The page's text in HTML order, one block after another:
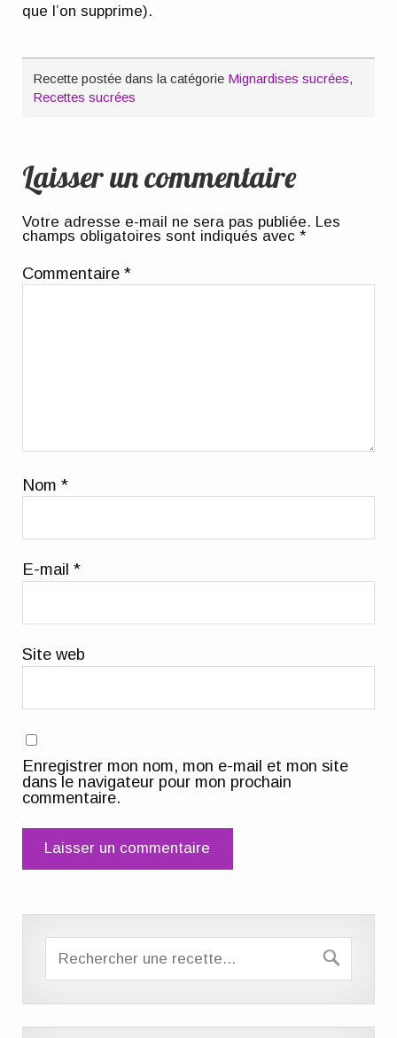
que l’on supprime).
Recette postée dans la catégorie Mignardises sucrées,
Recettes sucrées
Laisser un commentaire
Votre adresse e-mail ne sera pas publiée. Les
champs obligatoires sont indiqués avec*
Commentaire*
Nom*
E-mail*
Site web
Enregistrer mon nom, mon e-mail et mon site
dans le navigateur pour mon prochain
commentaire.